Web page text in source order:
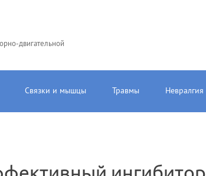
двигательной
Связки и мышцы Травмы Невралгия